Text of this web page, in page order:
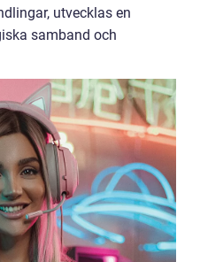
utvecklas en
samband och